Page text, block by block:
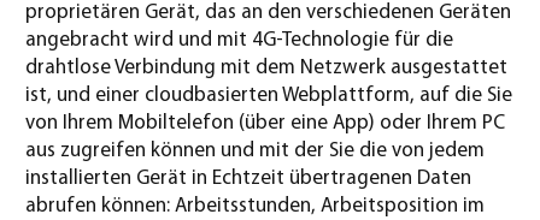
proprietären Gerät, das an den verschiedenen Geräten
angebracht wird und mit 4G-Technologie für die
drahtlose Verbindung mit dem Netzwerk ausgestattet
ist, und einer cloudbasierten Webplattform, auf die Sie
von Ihrem Mobiltelefon (über eine App) oder Ihrem PC
aus zugreifen können und mit der Sie die von jedem
installierten Gerät in Echtzeit übertragenen Daten
abrufen können: Arbeitsstunden, Arbeitsposition im